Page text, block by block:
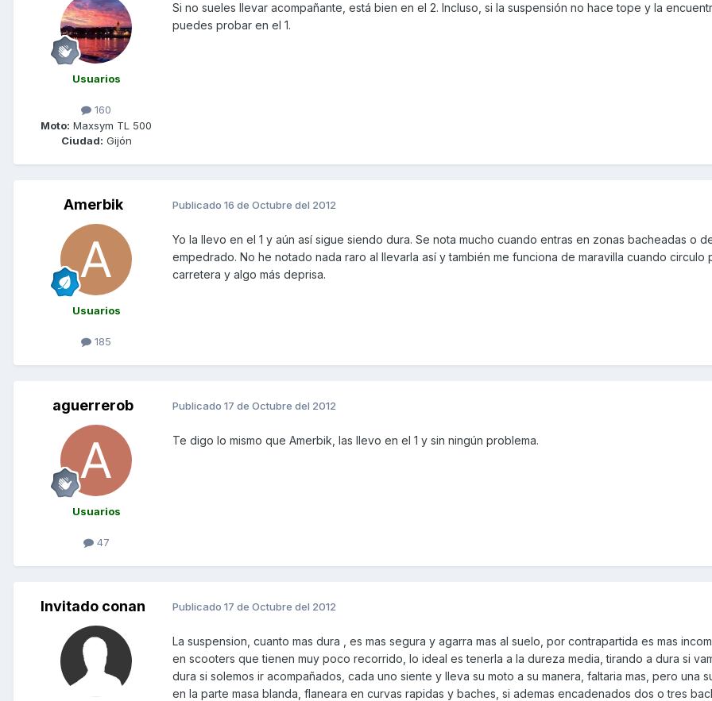
Usuarios
160
Moto: Maxsym TL 500
Ciudad: Gijón
Si no sueles llevar acompañante, está bien en el 2. Incluso, si la suspensión no hace tope y la
puedes probar en el 1.
Amerbik
Usuarios
185
Publicado 16 de Octubre del 2012
Yo la llevo en el 1 y aún así sigue siendo dura. Se nota mucho cuando entras en zonas bacheadas o
empedrado. No he notado nada raro al llevarla así y también me funciona de maravilla cuando circulo
carretera y algo más deprisa.
aguerrerob
Usuarios
47
Publicado 17 de Octubre del 2012
Te digo lo mismo que Amerbik, las llevo en el 1 y sin ningún problema.
Invitado conan Publicado 17 de Octubre del 2012
La suspension, cuanto mas dura , es mas segura y agarra mas al suelo, por contrapartida es mas
en scooters que tienen muy poco recorrido, lo ideal es tenerla a la dureza media, tirando a dura si
dura si solemos ir acompañados, cada uno siente y lleva su moto a su manera, faltaria mas, pero una
en la parte masa blanda, flaneara en curvas rapidas y baches, si ademas encadenados dos o tres